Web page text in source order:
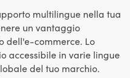
multilingue nella tua
un vantaggio
dell'e-commerce. Lo
accessibile in varie lingue
del tuo marchio.